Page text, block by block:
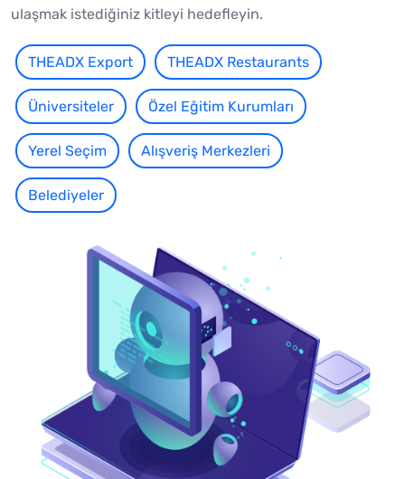
ulaşmak istediğiniz kitleyi hedefleyin.
THEADX Export THEADX Restaurants
Üniversiteler Özel Eğitim Kurumları
Yerel Seçim Alışveriş Merkezleri
Belediyeler